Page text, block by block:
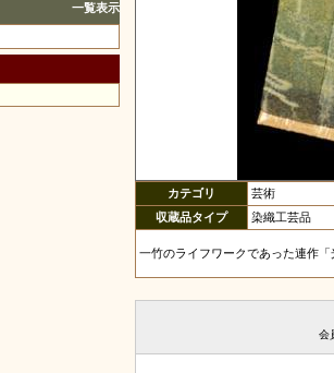
一覧表示
カテゴリ
芸術
収蔵品タイプ
染織工芸品
一竹のライフワークであった連作
会